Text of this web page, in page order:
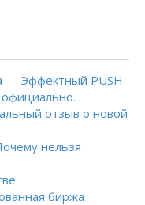
— Эффектный PUSH
отзыв о новой
нельзя
биржа